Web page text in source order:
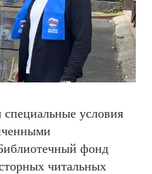
условия
фонд
читальных